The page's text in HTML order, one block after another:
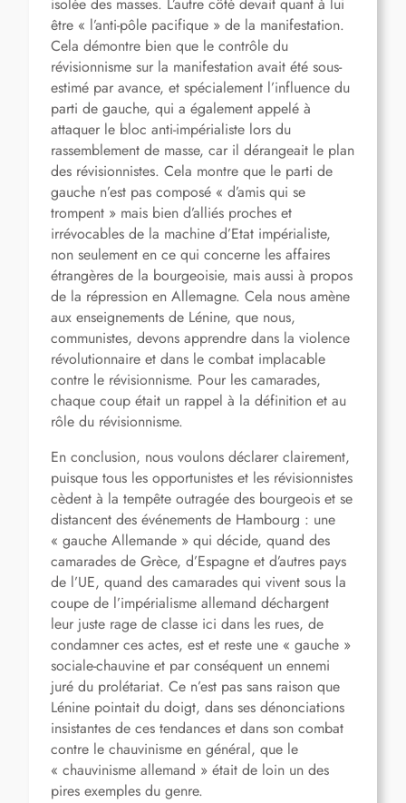
isolée des masses. L’autre côté devait quant à lui
être « l’anti-pôle pacifique » de la manifestation.
Cela démontre bien que le contrôle du
révisionnisme sur la manifestation avait été sous-
estimé par avance, et spécialement l’influence du
parti de gauche, qui a également appelé à
attaquer le bloc anti-impérialiste lors du
rassemblement de masse, car il dérangeait le plan
des révisionnistes. Cela montre que le parti de
gauche n’est pas composé « d’amis qui se
trompent » mais bien d’alliés proches et
irrévocables de la machine d’Etat impérialiste,
non seulement en ce qui concerne les affaires
étrangères de la bourgeoisie, mais aussi à propos
de la répression en Allemagne. Cela nous amène
aux enseignements de Lénine, que nous,
communistes, devons apprendre dans la violence
révolutionnaire et dans le combat implacable
contre le révisionnisme. Pour les camarades,
chaque coup était un rappel à la définition et au
rôle du révisionnisme.
En conclusion, nous voulons déclarer clairement,
puisque tous les opportunistes et les révisionnistes
cèdent à la tempête outragée des bourgeois et se
distancent des événements de Hambourg : une
« gauche Allemande » qui décide, quand des
camarades de Grèce, d’Espagne et d’autres pays
de l’UE, quand des camarades qui vivent sous la
coupe de l’impérialisme allemand déchargent
leur juste rage de classe ici dans les rues, de
condamner ces actes, est et reste une « gauche »
sociale-chauvine et par conséquent un ennemi
juré du prolétariat. Ce n’est pas sans raison que
Lénine pointait du doigt, dans ses dénonciations
insistantes de ces tendances et dans son combat
contre le chauvinisme en général, que le
« chauvinisme allemand » était de loin un des
pires exemples du genre.